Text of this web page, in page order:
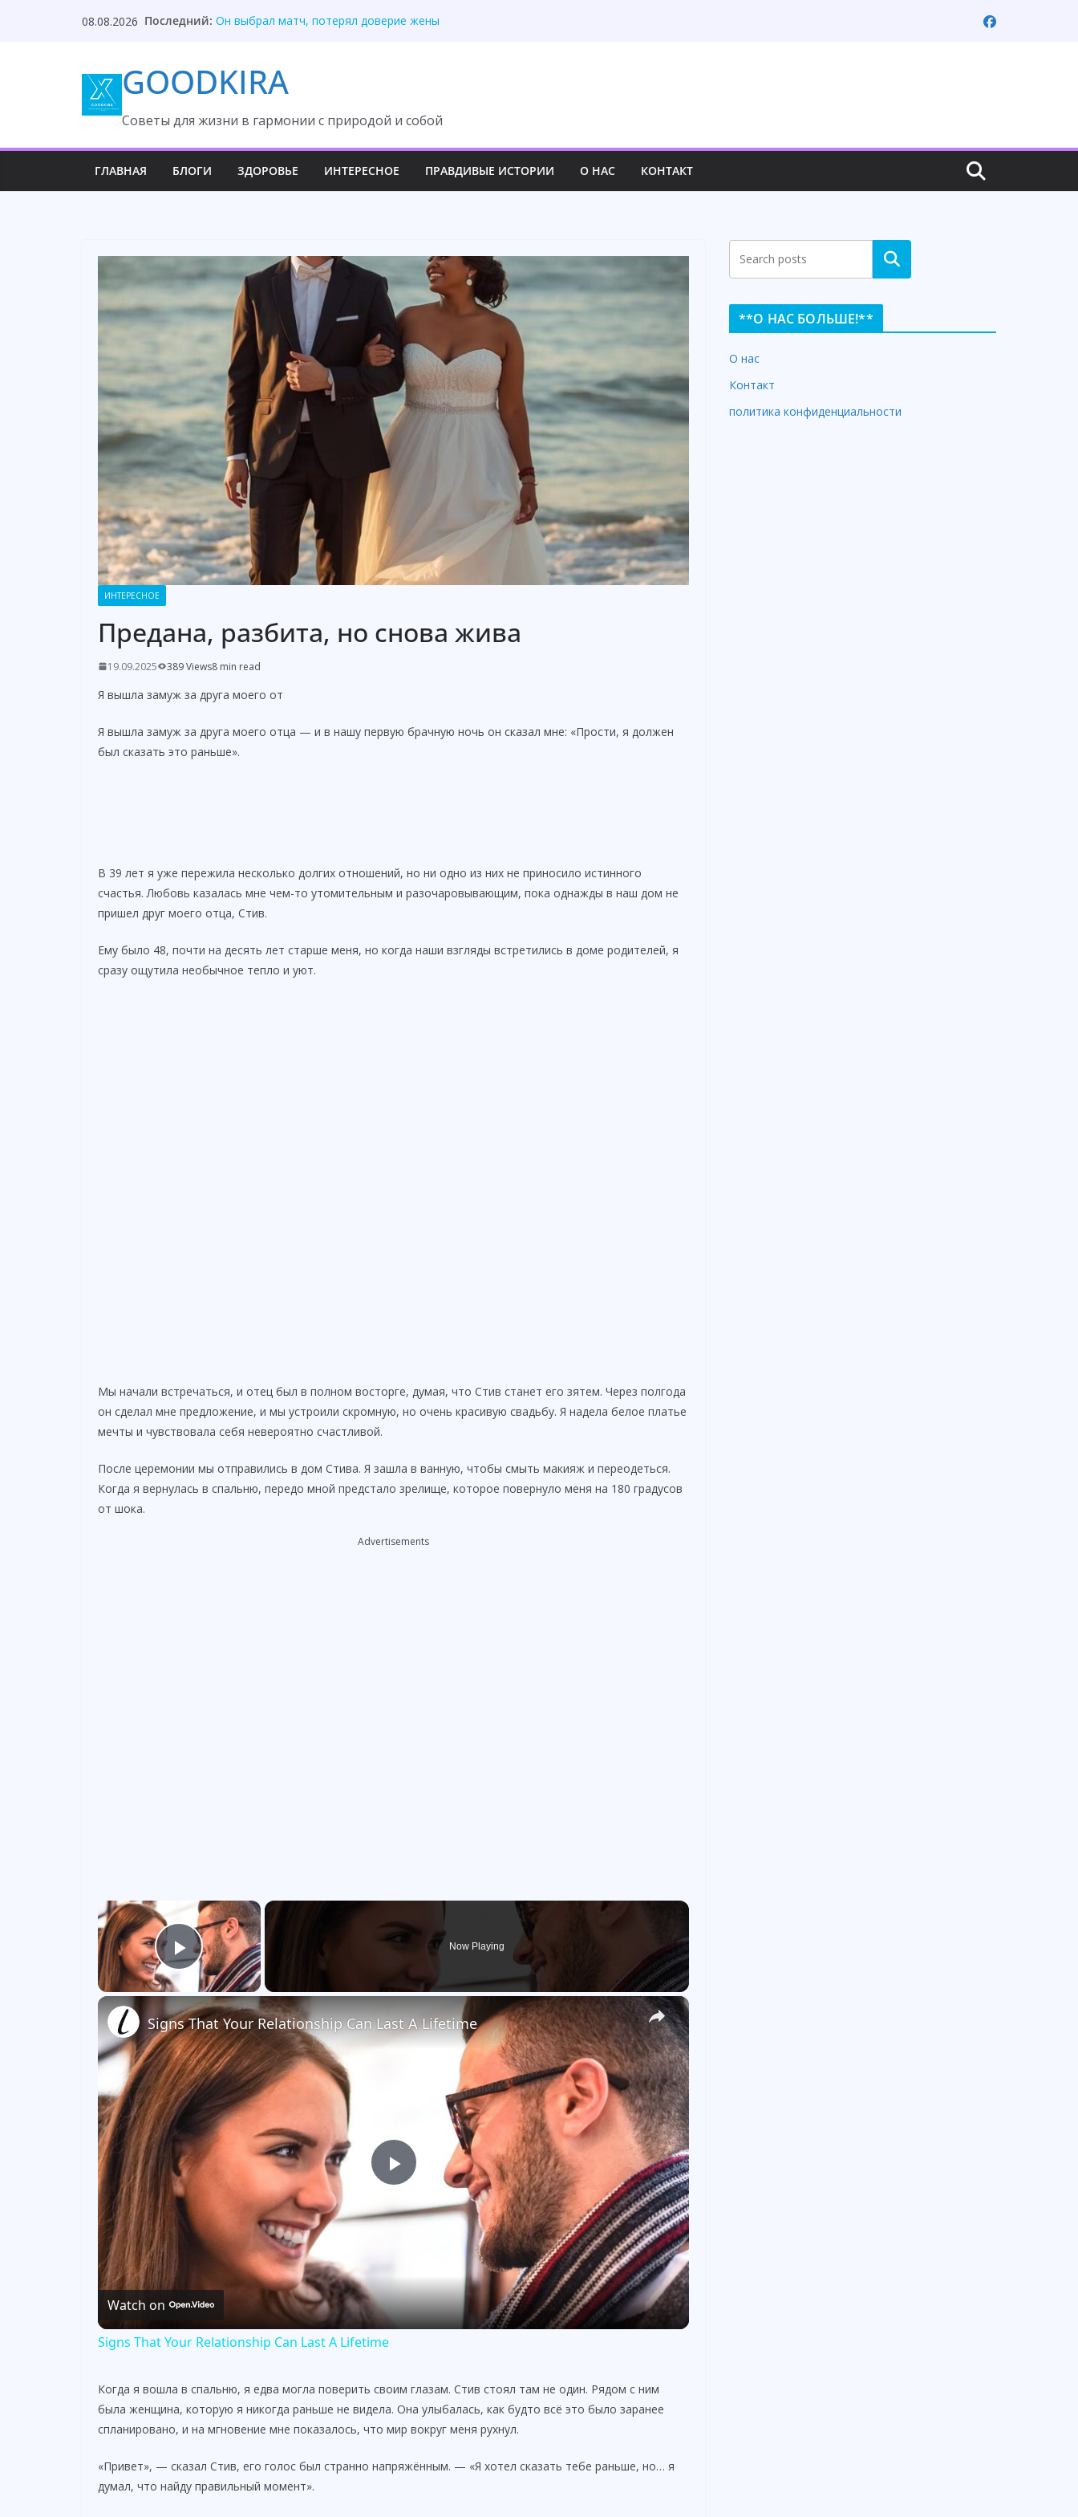
08.08.2026 Последний: Он выбрал матч, потерял доверие жены
Свекровь захватила дом, но правда победила
Сын попросил квартиру после маминой операции
GOODKIRA
Cоветы для жизни в гармонии с природой и собой
ГЛАВНАЯ БЛОГИ ЗДОРОВЬЕ ИНТЕРЕСНОЕ ПРАВДИВЫЕ ИСТОРИИ О НАС КОНТАКТ
ИНТЕРЕСНОЕ
Предана, разбита, но снова жива
19.09.2025 389 Views8 min read
Я вышла замуж за друга моего от
Я вышла замуж за друга моего отца — и в нашу первую брачную ночь он сказал мне: «Прости, я должен
был сказать это раньше».
В 39 лет я уже пережила несколько долгих отношений, но ни одно из них не приносило истинного
счастья. Любовь казалась мне чем-то утомительным и разочаровывающим, пока однажды в наш дом не
пришел друг моего отца, Стив.
Ему было 48, почти на десять лет старше меня, но когда наши взгляды встретились в доме родителей, я
сразу ощутила необычное тепло и уют.
Мы начали встречаться, и отец был в полном восторге, думая, что Стив станет его зятем. Через полгода
он сделал мне предложение, и мы устроили скромную, но очень красивую свадьбу. Я надела белое платье
мечты и чувствовала себя невероятно счастливой.
После церемонии мы отправились в дом Стива. Я зашла в ванную, чтобы смыть макияж и переодеться.
Когда я вернулась в спальню, передо мной предстало зрелище, которое повернуло меня на 180 градусов
от шока.
Advertisements
×
Play Video
Now Playing
×
P
a
y
i
d
Signs That Your Relationship Can Last A Lifetime
Watch on
Signs That Your Relationship Can Last A Lifetime
Когда я вошла в спальню, я едва могла поверить своим глазам. Стив стоял там не один. Рядом с ним
была женщина, которую я никогда раньше не видела. Она улыбалась, как будто всё это было заранее
спланировано, и на мгновение мне показалось, что мир вокруг меня рухнул.
«Привет», — сказал Стив, его голос был странно напряжённым. — «Я хотел сказать тебе раньше, но… я
думал, что найду правильный момент».
Search
**О НАС БОЛЬШЕ!**
О нас
Контакт
политика конфиденциальности